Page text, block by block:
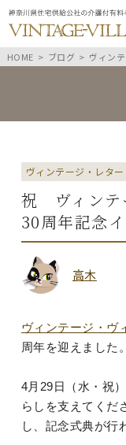
HOME
ブログ ヴィン
ヴィンテージ・レター
祝 ヴィンテ
30周年記念
高木
ヴィンテージ・ヴ
周年を迎えました。
4月29日（水・祝
らしを支えてくだ
し、記念式典が行